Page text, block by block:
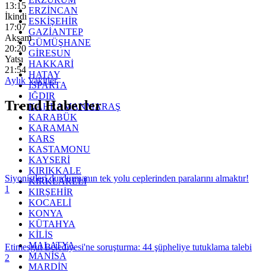
ERZİNCAN
ESKİŞEHİR
GAZİANTEP
GÜMÜŞHANE
GİRESUN
HAKKARİ
HATAY
ISPARTA
IĞDIR
KAHRAMANMARAŞ
KARABÜK
KARAMAN
KARS
KASTAMONU
KAYSERİ
KIRIKKALE
KIRKLARELİ
KIRŞEHİR
KOCAELİ
KONYA
KÜTAHYA
KİLİS
MALATYA
MANİSA
MARDİN
13:15
İkindi
17:07
Akşam
20:20
Yatsı
21:54
Aylık Vakitler
Trend Haberler
Siyonistleri durdurmanın tek yolu ceplerinden paralarını almaktır!
1
Etimesgut Belediyesi'ne soruşturma: 44 şüpheliye tutuklama talebi
2